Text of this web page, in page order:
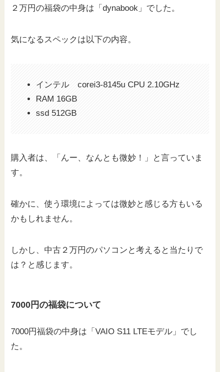
２万円の福袋の中身は「dynabook」でした。
気になるスペックは以下の内容。
インテル corei3-8145u CPU 2.10GHz
RAM 16GB
ssd 512GB
購入者は、「んー、なんとも微妙！」と言っていま
す。
確かに、使う環境によっては微妙と感じる方もいる
かもしれません。
しかし、中古２万円のパソコンと考えると当たりで
は？と感じます。
7000円の福袋について
7000円福袋の中身は「VAIO S11 LTEモデル」でし
た。